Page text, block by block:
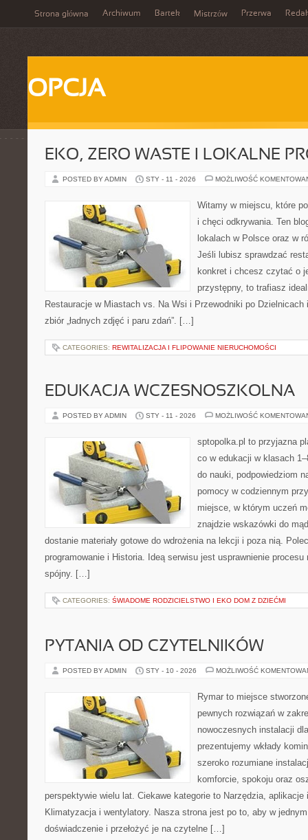
Strona główna Archiwum Bartek Mistrzów Przerwa
OPCJA
EKO, ZERO WASTE I LOKALNE
POSTED BY ADMIN STY - 11 - 2026 MOŻLIWOŚĆ
Witamy w miejscu, które
i chęci odkrywania. Ten
lokalach w Polsce oraz w
Jeśli lubisz sprawdzać
konkret i chcesz czytać o
przystępny, to trafiasz
Restauracje w Miastach vs. Na Wsi i Przewodniki po
zbiór „ładnych zdjęć i paru zdań”. […]
CATEGORIES: REWITALIZACJA I FLIPOWANIE NIERUCHOMOŚCI
EDUKACJA WCZESNOSZKOLNA
POSTED BY ADMIN STY - 11 - 2026 MOŻLIWOŚĆ
sptopolka.pl to przyjazna
co w edukacji w klasach
do nauki, podpowiedziom
pomocy w codziennym
miejsce, w którym uczeń
znajdzie wskazówki do
dostanie materiały gotowe do wdrożenia na lekcji i poza nią.
programowanie i Historia. Ideą serwisu jest usprawnienie
spójny. […]
CATEGORIES: ŚWIADOME RODZICIELSTWO I EKO DOM Z DZIEĆMI
PYTANIA OD CZYTELNIKÓW
POSTED BY ADMIN STY - 10 - 2026 MOŻLIWOŚĆ
Rymar to miejsce
pewnych rozwiązań w
nowoczesnych instalacji
prezentujemy wkłady
szeroko rozumiane
komforcie, spokoju oraz
perspektywie wielu lat. Ciekawe kategorie to Narzędzia,
Klimatyzacja i wentylatory. Nasza strona jest po to, aby w
doświadczenie i przełożyć je na czytelne […]